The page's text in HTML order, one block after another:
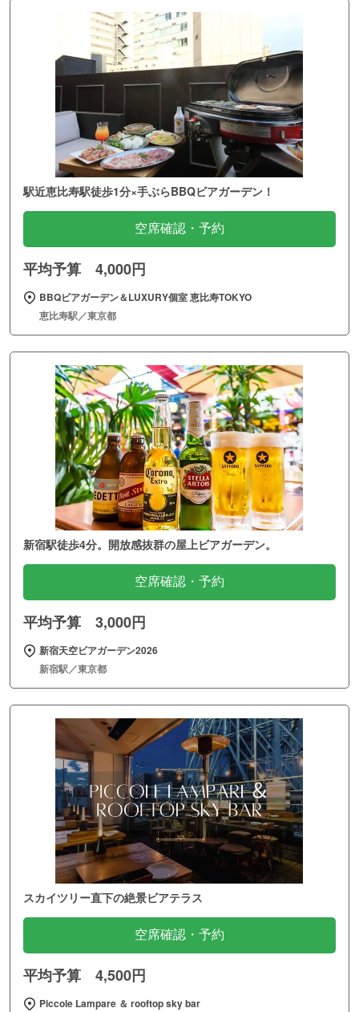
駅近恵比寿駅徒歩1分×手ぶらBBQビアガーデン！
空席確認・予約
平均予算 4,000円
BBQビアガーデン＆LUXURY個室 恵比寿TOKYO
恵比寿駅／東京都
新宿駅徒歩4分。開放感抜群の屋上ビアガーデン。
空席確認・予約
平均予算 3,000円
新宿天空ビアガーデン2026
新宿駅／東京都
スカイツリー直下の絶景ビアテラス
空席確認・予約
平均予算 4,500円
Piccole Lampare ＆ rooftop sky bar